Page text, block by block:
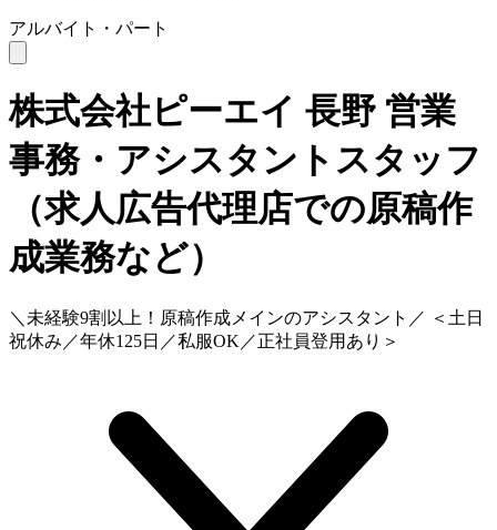
アルバイト・パート
株式会社ピーエイ 長野 営業
事務・アシスタントスタッフ
（求人広告代理店での原稿作
成業務など）
＼未経験9割以上！原稿作成メインのアシスタント／ ＜土日
祝休み／年休125日／私服OK／正社員登用あり＞